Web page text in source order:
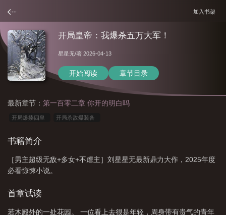
加入书架
开局皇帝：我爆杀五万大军！
星星无/著 2026-04-13
开始阅读 章节目录
最新章节： 第一百零二章 你开的明白吗
开局爆揍四皇 开局杀敌爆装备
书籍简介
［男主超级无敌+多女+不虐主］刘星星无最新鼎力大作，2025年度
必看惊悚小说。
首章试读
若木殿外的一处花园。 一位看上去很是年轻，周身带有贵气的青年